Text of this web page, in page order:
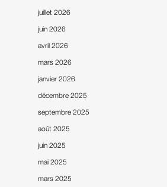
juillet 2026
juin 2026
avril 2026
mars 2026
janvier 2026
décembre 2025
septembre 2025
août 2025
juin 2025
mai 2025
mars 2025